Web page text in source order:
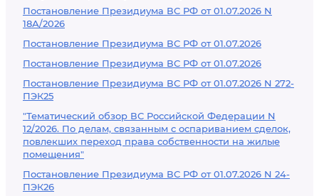
Постановление Президиума ВС РФ от 01.07.2026 N
18А/2026
Постановление Президиума ВС РФ от 01.07.2026
Постановление Президиума ВС РФ от 01.07.2026
Постановление Президиума ВС РФ от 01.07.2026 N 272-
ПЭК25
"Тематический обзор ВС Российской Федерации N
12/2026. По делам, связанным с оспариванием сделок,
повлекших переход права собственности на жилые
помещения"
Постановление Президиума ВС РФ от 01.07.2026 N 24-
ПЭК26